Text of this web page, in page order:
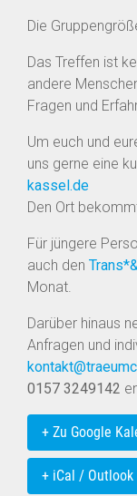
Die
Das Treffen ist
andere
Fragen und
Um euch und
uns gerne eine
kassel.de
Den Ort
Für jüngere
auch den
Monat.
Darüber hinaus
Anfragen und
0157 3249142
+ Zu Google
+ iCal /